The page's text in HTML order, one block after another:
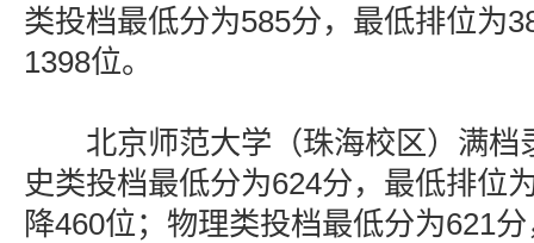
类投档最低分为585分，最低排位为
1398位。
北京师范大学（珠海校区）满档
史类投档最低分为624分，最低排位
降460位；物理类投档最低分为621